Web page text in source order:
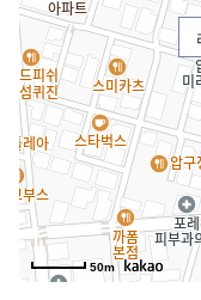
50m